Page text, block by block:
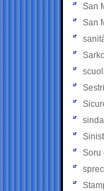
San
San
Soru